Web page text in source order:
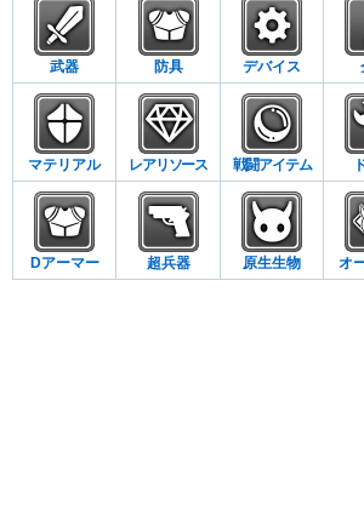
武器 防具 デバイス
マテリアル レアリソース 戦闘アイテム
Dアーマー 超兵器 原生生物 オ